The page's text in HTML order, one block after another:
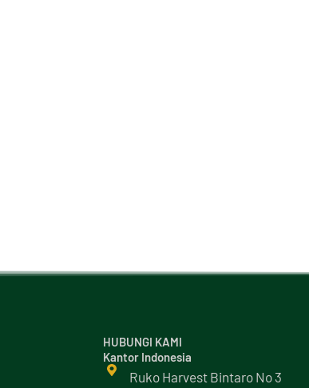
HUBUNGI KAMI
Kantor Indonesia
Ruko Harvest Bintaro No 3